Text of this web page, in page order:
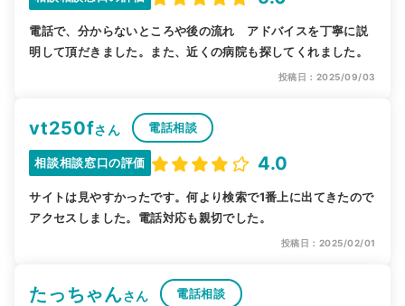
電話で、分からないところや後の流れ アドバイスを丁寧に説
明して頂だきました。また、近くの病院も探してくれました。
投稿日：2025/09/03
vt250fさん 電話相談
相談相談窓口の評価 4.0
サイトは見やすかったです。何より検索で1番上に出てきたので
アクセスしました。電話対応も親切でした。
投稿日：2025/02/01
たっちゃんさん 電話相談